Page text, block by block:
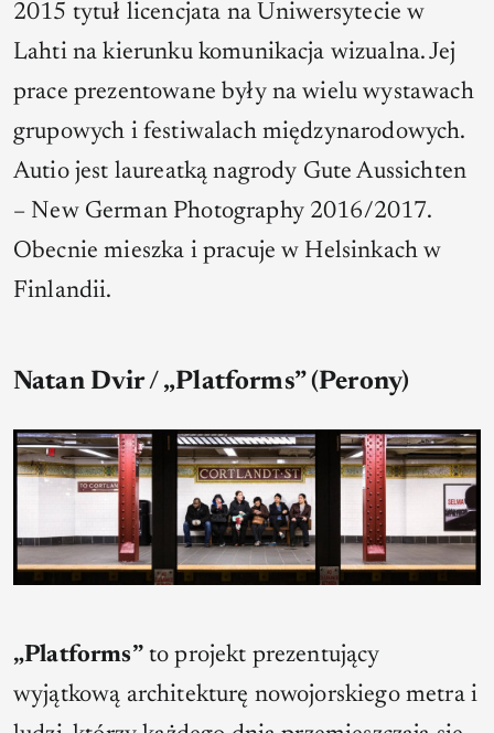
2015 tytuł licencjata na Uniwersytecie w
Lahti na kierunku komunikacja wizualna. Jej
prace prezentowane były na wielu wystawach
grupowych i festiwalach międzynarodowych.
Autio jest laureatką nagrody Gute Aussichten
– New German Photography 2016/2017.
Obecnie mieszka i pracuje w Helsinkach w
Finlandii.
Natan Dvir / „Platforms” (Perony)
„Platforms”to projekt prezentujący
wyjątkową architekturę nowojorskiego metra i